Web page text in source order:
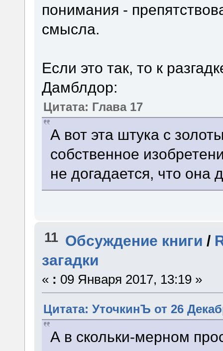
понимания -
смысла.
Если это так, то к
Дамблдор:
Цитата: Глава 17
А вот эта штука с
собственное
не догадается, что она
11 Обсуждение книги /
загадки
« : 09 Января 2017, 13:19 »
Цитата: УточкинЪ от 26
А в скольки-мерном